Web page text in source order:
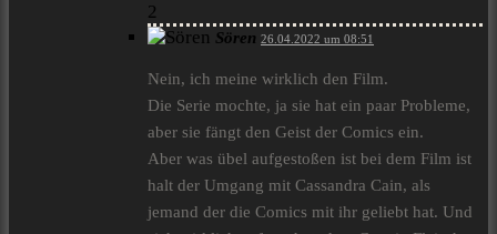
2
Sören 26.04.2022 um 08:51
Nein, ich meine wirklich den Film.
Die Serie mochte, ja sie hat ein paar Probleme,
aber sie fängt den Geist der Comics ein.
Aber was übel aufgestoßen ist bei dem Film ist
halt der Umgang mit Cassandra Cain, als
jemand der die Comics mit ihr geliebt hat. Und